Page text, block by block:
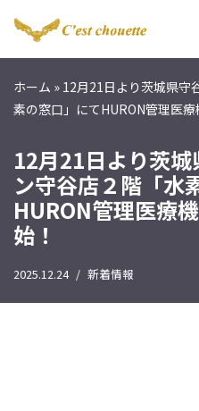
テ
ン
へ
ス
キ
ッ
プ
ホーム » 12月21日より茨城県守
素の窓口」にてHURON管理医療
12月21日より茨
ン守谷店２階「水
HURON管理医療
始！
2025.12.24 新着情報